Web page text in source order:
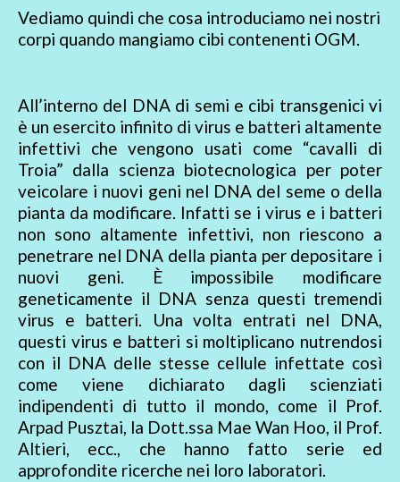
Vediamo quindi che cosa introduciamo nei nostri
corpi quando mangiamo cibi contenenti OGM.
All’interno del DNA di semi e cibi transgenici vi
è un esercito infinito di virus e batteri altamente
infettivi che vengono usati come “cavalli di
Troia” dalla scienza biotecnologica per poter
veicolare i nuovi geni nel DNA del seme o della
pianta da modificare. Infatti se i virus e i batteri
non sono altamente infettivi, non riescono a
penetrare nel DNA della pianta per depositare i
nuovi geni. È impossibile modificare
geneticamente il DNA senza questi tremendi
virus e batteri. Una volta entrati nel DNA,
questi virus e batteri si moltiplicano nutrendosi
con il DNA delle stesse cellule infettate così
come viene dichiarato dagli scienziati
indipendenti di tutto il mondo, come il Prof.
Arpad Pusztai, la Dott.ssa Mae Wan Hoo, il Prof.
Altieri, ecc., che hanno fatto serie ed
approfondite ricerche nei loro laboratori.